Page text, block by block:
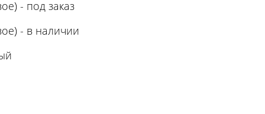
- под заказ
- в наличии